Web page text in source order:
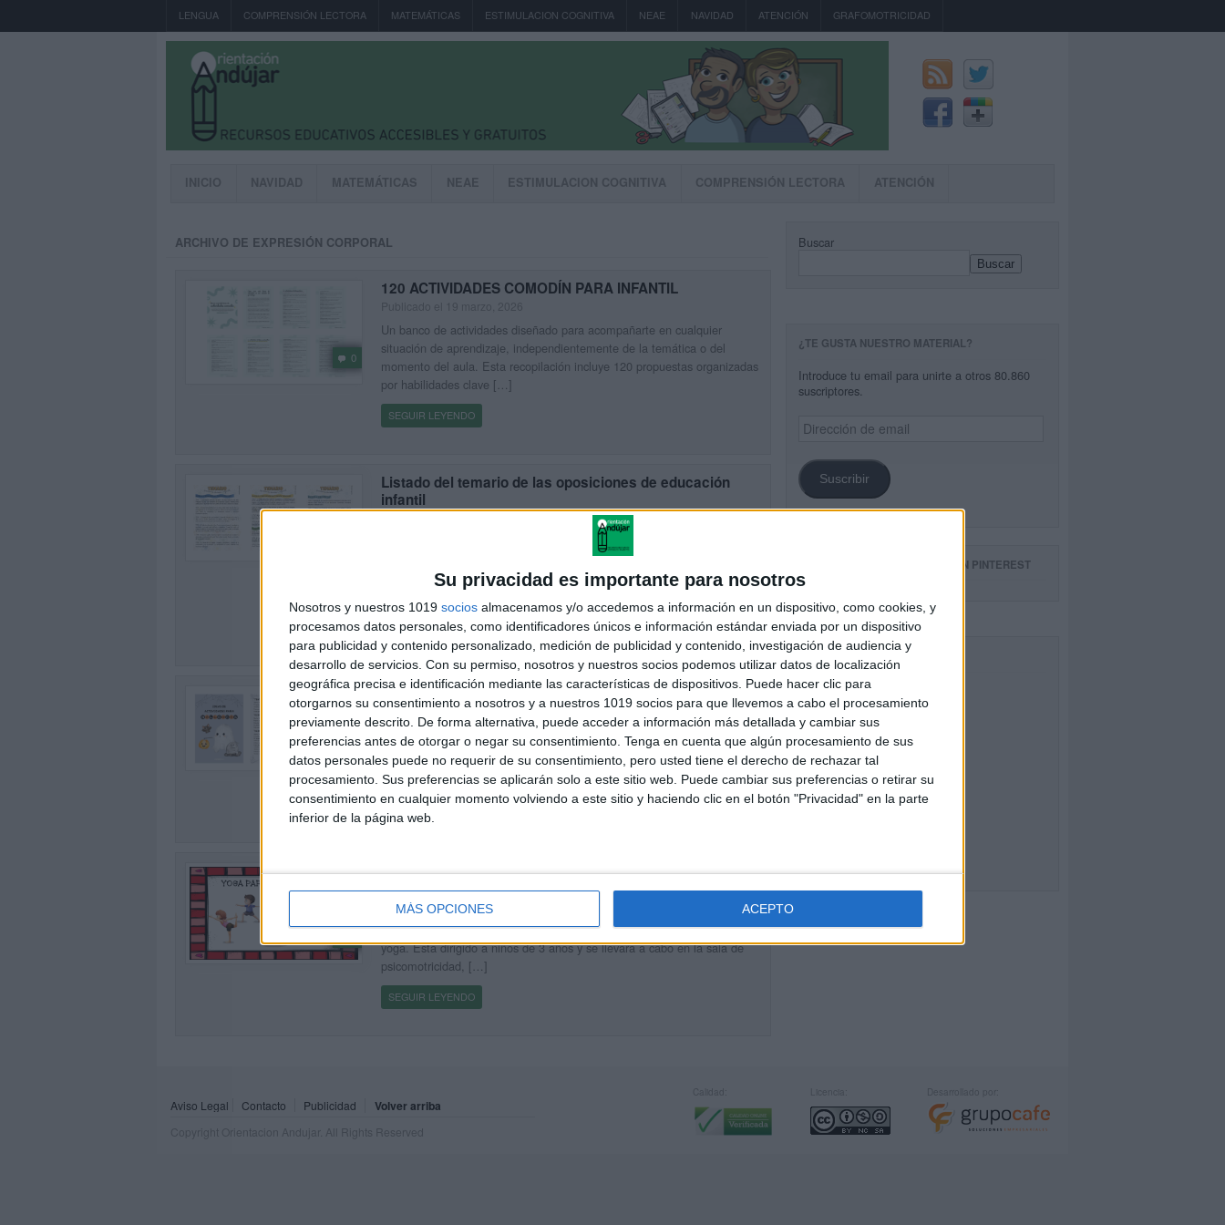
Su privacidad es importante para nosotros
Nosotros y nuestros 1019 socios almacenamos y/o accedemos a información en un dispositivo, como cookies, y
procesamos datos personales, como identificadores únicos e información estándar enviada por un dispositivo
para publicidad y contenido personalizado, medición de publicidad y contenido, investigación de audiencia y
desarrollo de servicios. Con su permiso, nosotros y nuestros socios podemos utilizar datos de localización
geográfica precisa e identificación mediante las características de dispositivos. Puede hacer clic para
otorgarnos su consentimiento a nosotros y a nuestros 1019 socios para que llevemos a cabo el procesamiento
previamente descrito. De forma alternativa, puede acceder a información más detallada y cambiar sus
preferencias antes de otorgar o negar su consentimiento. Tenga en cuenta que algún procesamiento de sus
datos personales puede no requerir de su consentimiento, pero usted tiene el derecho de rechazar tal
procesamiento. Sus preferencias se aplicarán solo a este sitio web. Puede cambiar sus preferencias o retirar su
consentimiento en cualquier momento volviendo a este sitio y haciendo clic en el botón "Privacidad" en la parte
inferior de la página web.
MÁS OPCIONES ACEPTO
LENGUA COMPRENSIÓN LECTORA MATEMÁTICAS ESTIMULACION COGNITIVA NEAE NAVIDAD ATENCIÓN GRAFOMOTRICIDAD
INICIO NAVIDAD MATEMÁTICAS NEAE ESTIMULACION COGNITIVA COMPRENSIÓN LECTORA ATENCIÓN
ARCHIVO DE EXPRESIÓN CORPORAL
0
120 ACTIVIDADES COMODÍN PARA INFANTIL
Un banco de actividades diseñado para acompañarte en cualquier
situación de aprendizaje, independientemente de la temática o del
momento del aula. Esta recopilación incluye 120 propuestas organizadas
por habilidades clave […]
SEGUIR LEYENDO
Listado del temario de las oposiciones de educación
infantil
Una guía clara y organizada para preparar la oposición Preparar las
oposiciones de Educación Infantil requiere constancia, planificación y una
buena organización del temario. Para ayudarte en este proceso, aquí
SEGUIR LEYENDO
0
Pack de actividades originales para Halloween
Publicado el 16 octubre, 2025
Introducción Halloween es una de las épocas favoritas del alumnado, y
qué mejor forma de celebrarla que con un conjunto de actividades
creativas llenas de diversión, imaginación y aprendizaje. Este […]
SEGUIR LEYENDO
UNA PROPUESTA DE INTERVENCIÓN DE YOGA CON
NIÑOS/AS DE TRES AÑOS.
Publicado el 14 octubre, 2016
Este trabajo se centra en la elaboración de una propuesta didáctica de
yoga. Está dirigido a niños de 3 años y se llevará a cabo en la sala de
psicomotricidad, […]
SEGUIR LEYENDO
Buscar
Buscar
¿TE GUSTA NUESTRO MATERIAL?
Introduce tu email para unirte a otros 80.860
suscriptores.
Dirección
de
Suscribir
SIGUE NUESTROS TABLEROS EN PINTEREST
Aviso Legal Contacto Publicidad Volver arriba
Copyright Orientacion Andujar. All Rights Reserved